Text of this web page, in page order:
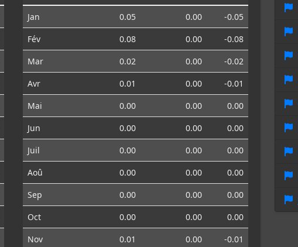
Jan 0.05 0.00
-0.05
Fév
0.08 0.00
-0.08
Mar
0.02 0.00
-0.02
Avr
0.01 0.00
-0.01
Mai
0.00 0.00
0.00
Jun
0.00 0.00
0.00
Juil
0.00 0.00
0.00
Aoû
0.00 0.00
0.00
Sep
0.00 0.00
0.00
Oct
0.00 0.00
0.00
Nov
0.01 0.00 -0.01